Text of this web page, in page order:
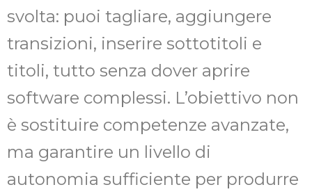
svolta: puoi tagliare, aggiungere
transizioni, inserire sottotitoli e
titoli, tutto senza dover aprire
software complessi. L’obiettivo non
è sostituire competenze avanzate,
ma garantire un livello di
autonomia sufficiente per produrre